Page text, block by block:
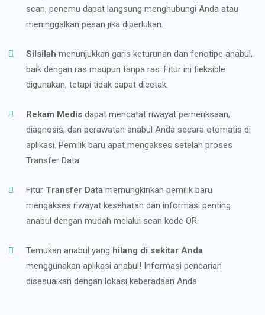
scan, penemu dapat langsung menghubungi Anda atau
meninggalkan pesan jika diperlukan.
Silsilah menunjukkan garis keturunan dan fenotipe anabul,
baik dengan ras maupun tanpa ras. Fitur ini fleksible
digunakan, tetapi tidak dapat dicetak.
Rekam Medis dapat mencatat riwayat pemeriksaan,
diagnosis, dan perawatan anabul Anda secara otomatis di
aplikasi. Pemilik baru apat mengakses setelah proses
Transfer Data
Fitur Transfer Data memungkinkan pemilik baru
mengakses riwayat kesehatan dan informasi penting
anabul dengan mudah melalui scan kode QR.
Temukan anabul yang hilang di sekitar Anda
menggunakan aplikasi anabul! Informasi pencarian
disesuaikan dengan lokasi keberadaan Anda.